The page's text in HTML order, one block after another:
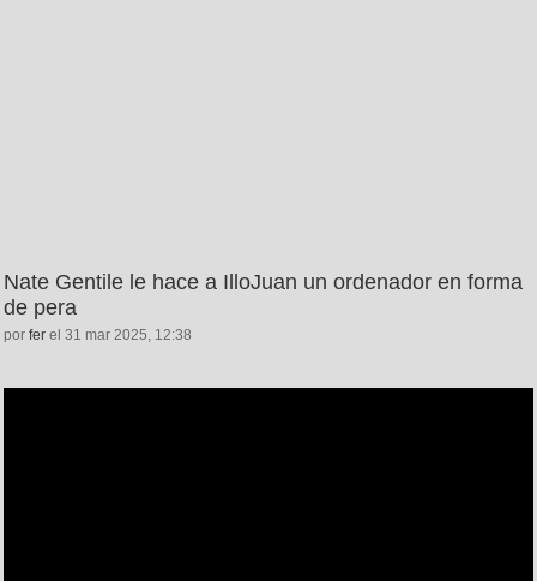
Nate Gentile le hace a IlloJuan un ordenador en forma
de pera
por fer el 31 mar 2025, 12:38